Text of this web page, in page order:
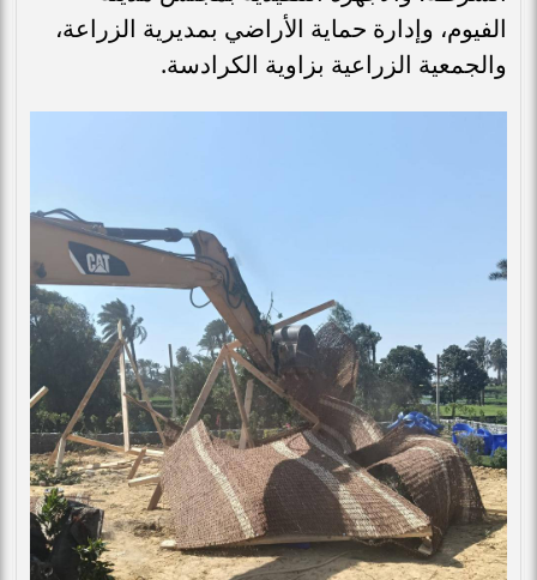
الفيوم، وإدارة حماية الأراضي بمديرية الزراعة،
والجمعية الزراعية بزاوية الكرادسة.